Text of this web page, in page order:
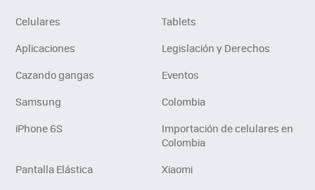
Celulares
Tablets
Aplicaciones
Legislación y Derechos
Cazando gangas
Eventos
Samsung
Colombia
iPhone 6S
Importación de celulares en
Colombia
Pantalla Elástica
Xiaomi